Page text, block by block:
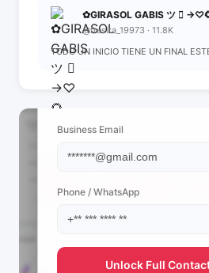
✿GIRASOL GABIS ツ 
@fresita_19973 · 11.8K
TODO UN INICIO TIENE UN FINAL
📩 View Contact Info
Business Email
Phone / WhatsApp
Unlock Full